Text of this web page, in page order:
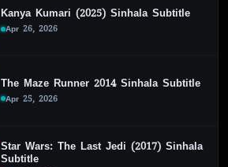
Kanya Kumari (2025) Sinhala Subtitle
Apr 26, 2026
The Maze Runner 2014 Sinhala Subtitle
Apr 25, 2026
Star Wars: The Last Jedi (2017) Sinhala
Subtitle